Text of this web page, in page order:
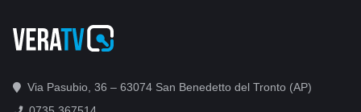
Via Pasubio, 36 – 63074 San Benedetto del Tronto (AP)